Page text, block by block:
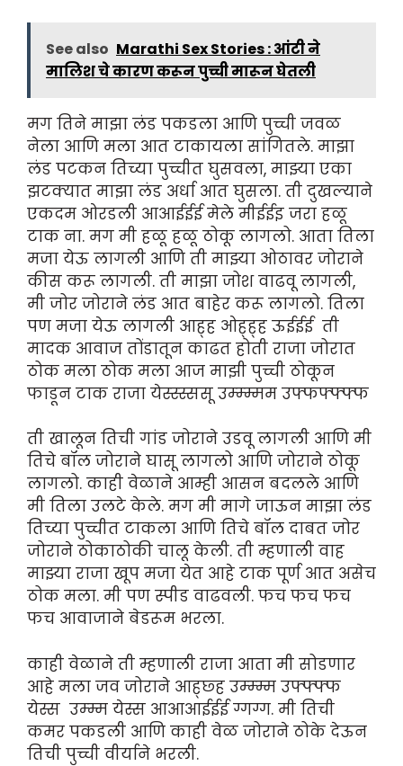
See also Marathi Sex Stories : आंटी ने
मालिश चे कारण करून पुच्ची मारून घेतली
मग तिने माझा लंड पकडला आणि पुच्ची जवळ
नेला आणि मला आत टाकायला सांगितले. माझा
लंड पटकन तिच्या पुच्चीत घुसवला, माझ्या एका
झटक्यात माझा लंड अर्धा आत घुसला. ती दुखल्याने
एकदम ओरडली आआईईई मेले मीईईइ जरा हळू
टाक ना. मग मी हळू हळू ठोकू लागलो. आता तिला
मजा येऊ लागली आणि ती माझ्या ओठावर जोराने
कीस करू लागली. ती माझा जोश वाढवू लागली,
मी जोर जोराने लंड आत बाहेर करू लागलो. तिला
पण मजा येऊ लागली आह्ह ओह्ह्ह ऊईईई ती
मादक आवाज तोंडातून काढत होती राजा जोरात
ठोक मला ठोक मला आज माझी पुच्ची ठोकून
फाडून टाक राजा येस्स्स्ससू उम्म्म्मम उफ्फफ्फ्फ्फ
ती खालून तिची गांड जोराने उडवू लागली आणि मी
तिचे बॉल जोराने घासू लागलो आणि जोराने ठोकू
लागलो. काही वेळाने आम्ही आसन बदलले आणि
मी तिला उलटे केले. मग मी मागे जाऊन माझा लंड
तिच्या पुच्चीत टाकला आणि तिचे बॉल दाबत जोर
जोराने ठोकाठोकी चालू केली. ती म्हणाली वाह
माझ्या राजा खूप मजा येत आहे टाक पूर्ण आत असेच
ठोक मला. मी पण स्पीड वाढवली. फच फच फच
फच आवाजाने बेडरूम भरला.
काही वेळाने ती म्हणाली राजा आता मी सोडणार
आहे मला जव जोराने आह्छ्ह उम्म्म्म उफ्फ्फ्फ
येस्स उम्म्म येस्स आआआईईई ग्गग्ग. मी तिची
कमर पकडली आणि काही वेळ जोराने ठोके देऊन
तिची पुच्ची वीर्याने भरली.